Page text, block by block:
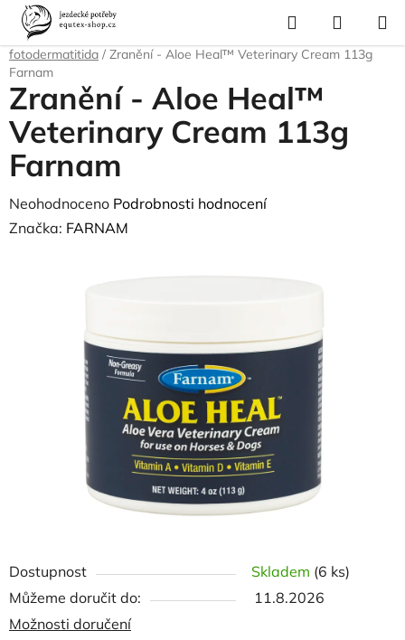
Přejít
obsah
Hledat
KOŠÍK
Domů
Pro koně
fotodermatitida / Zranění - Aloe Heal™ Veterinary Cream 113g
Farnam
Dostupnost Skladem (6 ks)
Můžeme doručit do:
11.8.2026
Možnosti doručení
Zranění - Aloe Heal™
Veterinary Cream 113g
Farnam
Průměrné
hodnocení
Neohodnoceno Podrobnosti hodnocení
Značka: FARNAM